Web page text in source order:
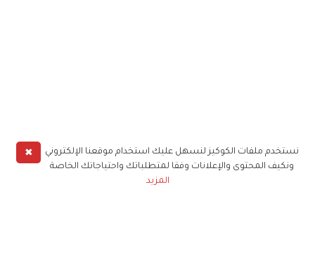
✖
نستخدم ملفات الكوكيز لنسهل عليك استخدام موقعنا الإلكتروني
ونكيف المحتوى والإعلانات وفقا لمتطلباتك واحتياجاتك الخاصة
المزيد